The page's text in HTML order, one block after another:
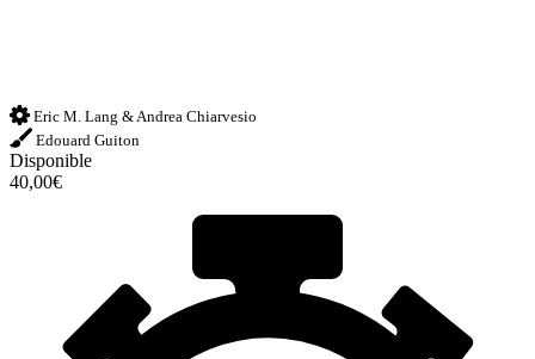
Eric M. Lang & Andrea Chiarvesio
Edouard Guiton
Disponible
40,00€